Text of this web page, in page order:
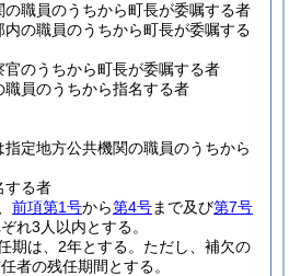
の職員のうちから町長が委嘱する者
の職員のうちから町長が委嘱する
官のうちから町長が委嘱する者
職員のうちから指名する者
定地方公共機関の職員のうちから
する者
前項第1号から第4号まで及び第7号
れ3人以内とする。
期は、2年とする。 ただし、補欠の
者の残任期間とする。